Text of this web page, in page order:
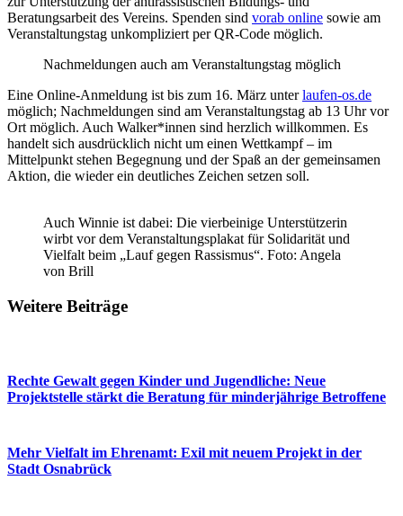
Beratungsarbeit des Vereins. Spenden sind vorab online sowie am
Veranstaltungstag unkompliziert per QR-Code möglich.
Nachmeldungen auch am Veranstaltungstag möglich
Eine Online-Anmeldung ist bis zum 16. März unterlaufen-os.de
möglich; Nachmeldungen sind am Veranstaltungstag ab 13 Uhr vor
Ort möglich. Auch Walker*innen sind herzlich willkommen. Es
handelt sich ausdrücklich nicht um einen Wettkampf – im
Mittelpunkt stehen Begegnung und der Spaß an der gemeinsamen
Aktion, die wieder ein deutliches Zeichen setzen soll.
Auch Winnie ist dabei: Die vierbeinige Unterstützerin
wirbt vor dem Veranstaltungsplakat für Solidarität und
Vielfalt beim „Lauf gegen Rassismus“. Foto: Angela
von Brill
Weitere Beiträge
Rechte Gewalt gegen Kinder und Jugendliche: Neue
Projektstelle stärkt die Beratung für minderjährige Betroffene
Mehr Vielfalt im Ehrenamt: Exil mit neuem Projekt in der
Stadt Osnabrück